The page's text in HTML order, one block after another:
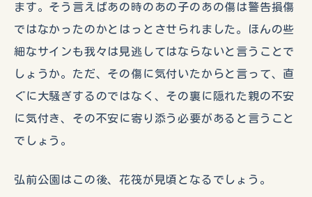
ます。そう言えばあの時のあの子のあの傷は警告損傷
ではなかったのかとはっとさせられました。ほんの些
細なサインも我々は見逃してはならないと言うことで
しょうか。ただ、その傷に気付いたからと言って、直
ぐに大騒ぎするのではなく、その裏に隠れた親の不安
に気付き、その不安に寄り添う必要があると言うこと
でしょう。
弘前公園はこの後、花筏が見頃となるでしょう。